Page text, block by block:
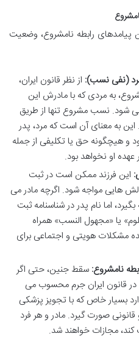
رابطه نامشروع، وضعیت
(نفی نسب): از نظر قانون ایران،
به مردی که با مادرش این
شود. نسب مشروع تنها از طریق
به معنای آن است که مرد، پدر
و هیچگونه حق یا تکلیفی از جمله
او نخواهد بود.
این فرزند ممکن است در ثبت
هایی مواجه شود. اگرچه مادر می
اما نام پدر در شناسنامه ثبت
یا «مجهول النسب» همراه
مشکلات هویتی و اجتماعی برای
نامشروع: سقط جنین، حتی اگر
در قانون ایران جرم محسوب می
بسیار خاص که با تجویز پزشکی
صورت گیرد. مادر و هر فرد
مجازات خواهند شد.